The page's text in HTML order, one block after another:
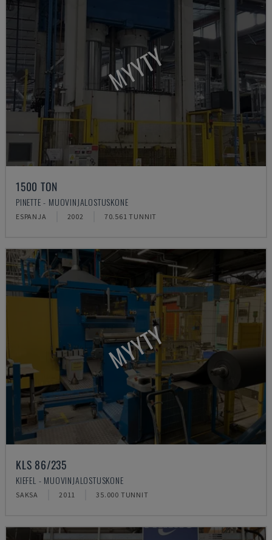
MYYTY
1500 TON
PINETTE - MUOVINJALOSTUSKONE
ESPANJA 2002 70.561 TUNNIT
MYYTY
KLS 86/235
KIEFEL - MUOVINJALOSTUSKONE
SAKSA 2011 35.000 TUNNIT